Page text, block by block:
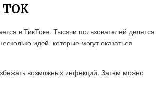
в ТикТоке. Тысячи пользователей делятся
идей, которые могут оказаться
возможных инфекций. Затем можно